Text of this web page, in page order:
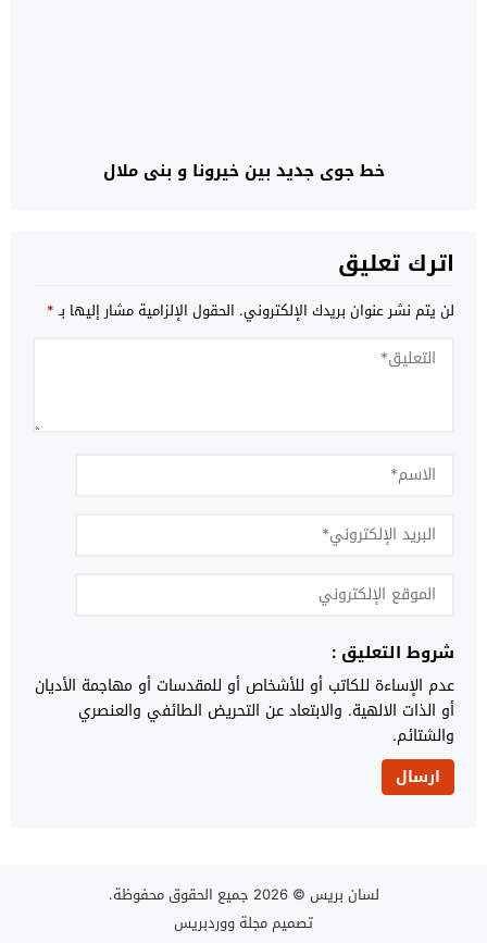
خط جوي جديد بين خيرونا و بني ملال
اترك تعليق
لن يتم نشر عنوان بريدك الإلكتروني. الحقول الإلزامية مشار إليها بـ*
شروط التعليق :
عدم الإساءة للكاتب أو للأشخاص أو للمقدسات أو مهاجمة الأديان
أو الذات الالهية. والابتعاد عن التحريض الطائفي والعنصري
والشتائم.
لسان بريس © 2026 جميع الحقوق محفوظة.
تصميممجلة ووردبريس